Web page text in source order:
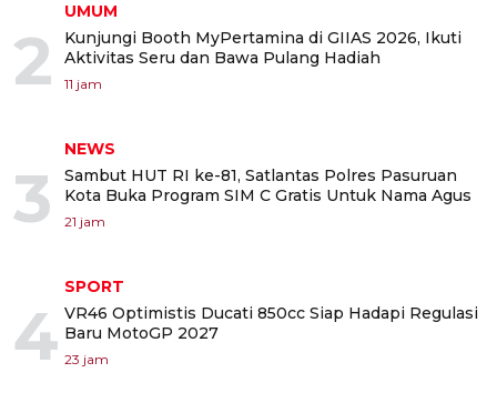
2
UMUM
Kunjungi Booth MyPertamina di GIIAS 2026, Ikuti
Aktivitas Seru dan Bawa Pulang Hadiah
11 jam
3
NEWS
Sambut HUT RI ke-81, Satlantas Polres Pasuruan
Kota Buka Program SIM C Gratis Untuk Nama Agus
21 jam
4
SPORT
VR46 Optimistis Ducati 850cc Siap Hadapi Regulasi
Baru MotoGP 2027
23 jam